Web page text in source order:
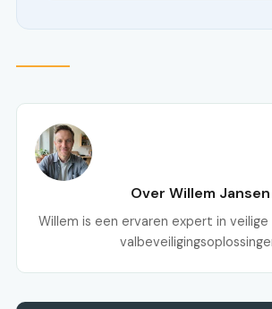
Over Willem Jansen
Willem is een ervaren expert in